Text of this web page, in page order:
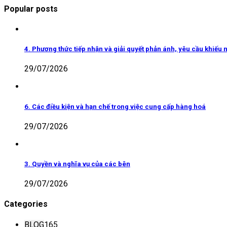
Popular posts
4. Phương thức tiếp nhận và giải quyết phản ánh, yêu cầu khiếu
29/07/2026
6. Các điều kiện và hạn chế trong việc cung cấp hàng hoá
29/07/2026
3. Quyền và nghĩa vụ của các bên
29/07/2026
Categories
BLOG165